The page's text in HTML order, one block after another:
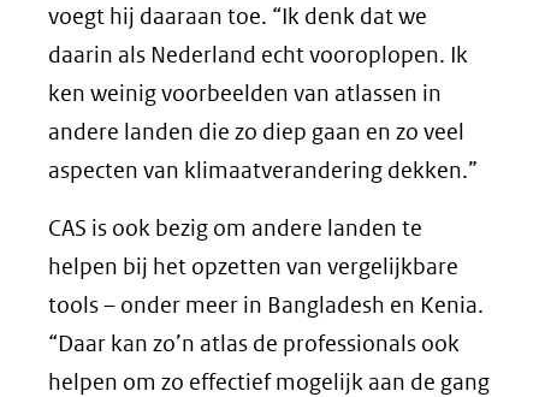
voegt hij daaraan toe. “Ik denk dat we
daarin als Nederland echt vooroplopen. Ik
ken weinig voorbeelden van atlassen in
andere landen die zo diep gaan en zo veel
aspecten van klimaatverandering dekken.”
CAS is ook bezig om andere landen te
helpen bij het opzetten van vergelijkbare
tools – onder meer in Bangladesh en Kenia.
“Daar kan zo’n atlas de professionals ook
helpen om zo effectief mogelijk aan de gang